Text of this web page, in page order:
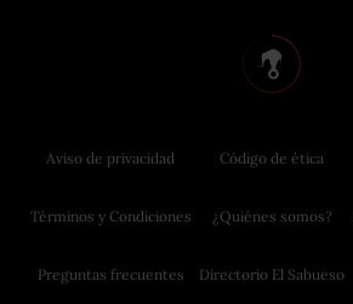
Aviso de privacidad
Términos y Condiciones
Preguntas frecuentes
Código de ética
¿Quiénes somos?
Directorio El Sabueso